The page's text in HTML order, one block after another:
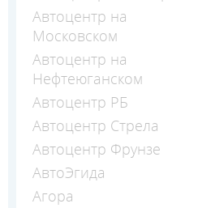
Автоцентр на
Московском
Автоцентр на
Нефтеюганском
Автоцентр РБ
Автоцентр Стрела
Автоцентр Фрунзе
АвтоЭгида
Агора